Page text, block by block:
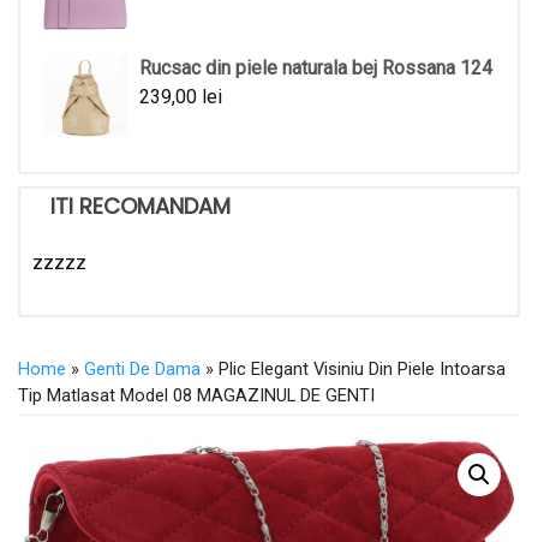
Rucsac din piele naturala bej Rossana 124
239,00 lei
ITI RECOMANDAM
zzzzz
Home » Genti De Dama » Plic Elegant Visiniu Din Piele Intoarsa
Tip Matlasat Model 08 MAGAZINUL DE GENTI